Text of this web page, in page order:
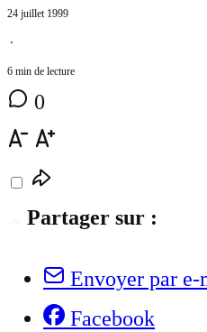
24 juillet 1999
⋅
6 min de lecture
0
Partager sur :
Envoyer par
Facebook